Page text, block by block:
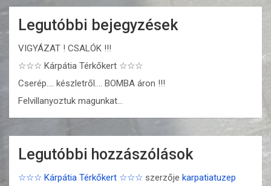
Legutóbbi bejegyzések
VIGYÁZAT ! CSALÓK !!!
☆☆☆ Kárpátia Térkőkert ☆☆☆
Cserép…. készletről…. BOMBA áron !!!
Felvillanyoztuk magunkat…
Legutóbbi hozzászólások
☆☆☆ Kárpátia Térkőkert ☆☆☆ szerzője karpatiatuzep